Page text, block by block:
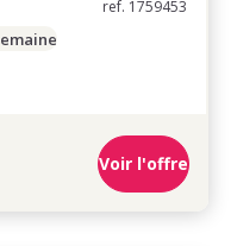
ref. 1759453
Voir l'offre